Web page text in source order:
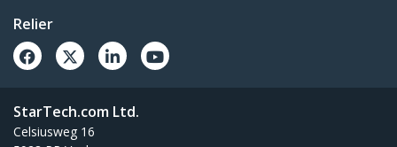
Relier
StarTech.com Ltd.
Celsiusweg 16